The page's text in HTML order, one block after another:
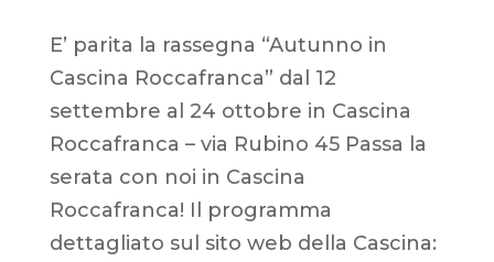
E’ parita la rassegna “Autunno in
Cascina Roccafranca” dal 12
settembre al 24 ottobre in Cascina
Roccafranca – via Rubino 45 Passa la
serata con noi in Cascina
Roccafranca! Il programma
dettagliato sul sito web della Cascina: